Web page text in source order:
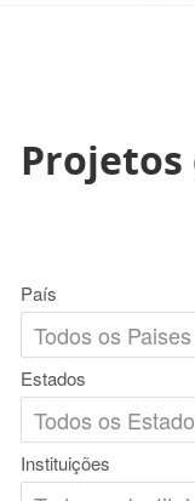
Projetos
País
Estados
Instituições